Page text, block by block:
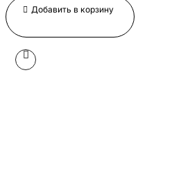
Добавить в корзину